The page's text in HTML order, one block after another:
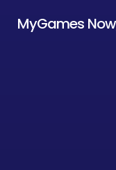
MyGames